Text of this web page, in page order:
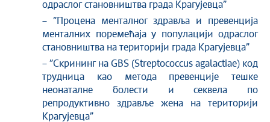
одраслог становништва града Крагујевца”
– ”Процена менталног здравља и превенција
менталних поремећаја у популацији одраслог
становништва на територији града Крагујевца”
– ”Скрининг на GBS (Streptococcus agalactiae) код
трудница као метода превенције тешке
неонаталне болести и секвела по
репродуктивно здравље жена на територији
Крагујевца”